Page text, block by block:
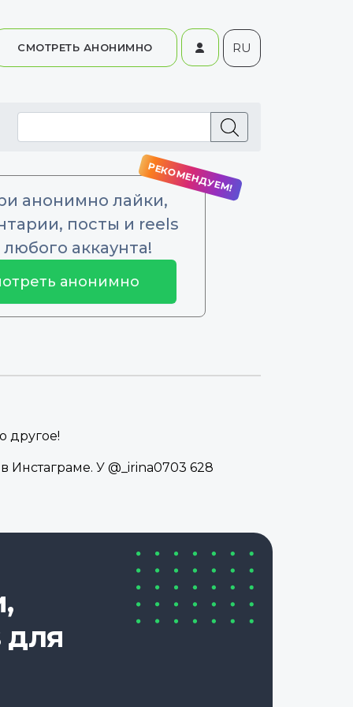
СМОТРЕТЬ АНОНИМНО RU
анонимно лайки,
посты и reels
аккаунта!
анонимно
другое!
Инстаграме. У @_irina0703 628
для